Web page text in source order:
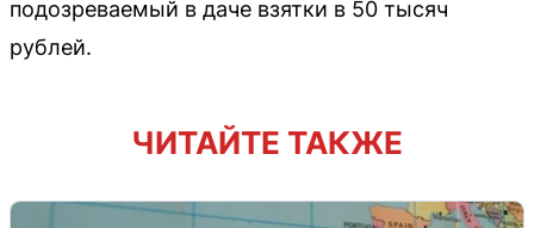
подозреваемый в даче взятки в 50 тысяч
рублей.
ЧИТАЙТЕ ТАКЖЕ